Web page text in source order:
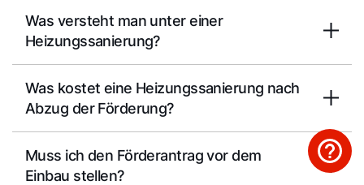
Was versteht man unter einer
Heizungssanierung?
Was kostet eine Heizungssanierung nach
Abzug der Förderung?
Muss ich den Förderantrag vor dem
Einbau stellen?